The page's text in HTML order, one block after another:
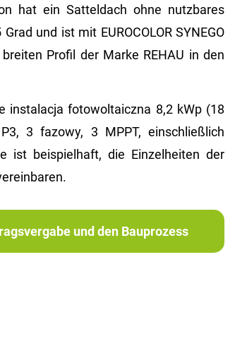
hat ein Satteldach ohne nutzbares
und ist mit EUROCOLOR SYNEGO
Profil der Marke REHAU in den
instalacja fotowoltaiczna 8,2 kWp (18
3 fazowy, 3 MPPT, einschließlich
ist beispielhaft, die Einzelheiten der
und den Bauprozess